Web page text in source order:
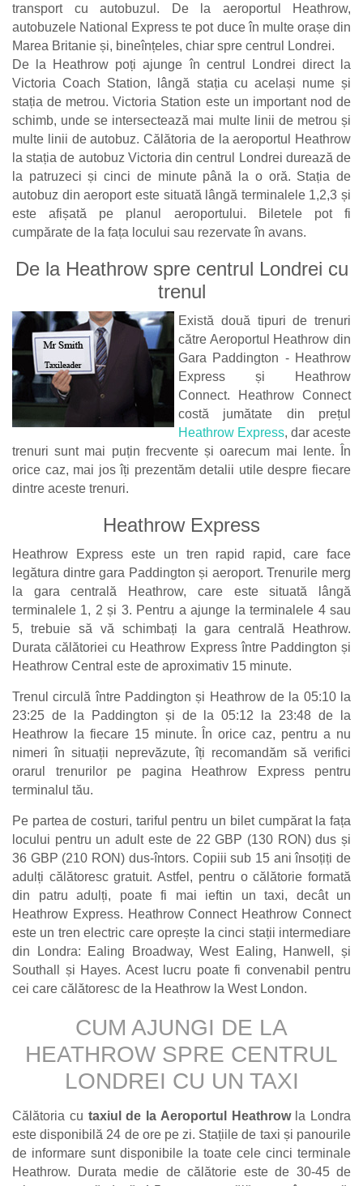
transport cu autobuzul. De la aeroportul Heathrow,
autobuzele National Express te pot duce în multe orașe din
Marea Britanie și, bineînțeles, chiar spre centrul Londrei.
De la Heathrow poți ajunge în centrul Londrei direct la
Victoria Coach Station, lângă stația cu același nume și
stația de metrou. Victoria Station este un important nod de
schimb, unde se intersectează mai multe linii de metrou și
multe linii de autobuz. Călătoria de la aeroportul Heathrow
la stația de autobuz Victoria din centrul Londrei durează de
la patruzeci și cinci de minute până la o oră. Stația de
autobuz din aeroport este situată lângă terminalele 1,2,3 și
este afișată pe planul aeroportului. Biletele pot fi
cumpărate de la fața locului sau rezervate în avans.
De la Heathrow spre centrul Londrei cu
trenul
Există două tipuri de trenuri
către Aeroportul Heathrow din
Gara Paddington - Heathrow
Express și Heathrow
Connect. Heathrow Connect
costă jumătate din prețul
Heathrow Express, dar aceste
trenuri sunt mai puțin frecvente și oarecum mai lente. În
orice caz, mai jos îți prezentăm detalii utile despre fiecare
dintre aceste trenuri.
Heathrow Express
Heathrow Express este un tren rapid rapid, care face
legătura dintre gara Paddington și aeroport. Trenurile merg
la gara centrală Heathrow, care este situată lângă
terminalele 1, 2 și 3. Pentru a ajunge la terminalele 4 sau
5, trebuie să vă schimbați la gara centrală Heathrow.
Durata călătoriei cu Heathrow Express între Paddington și
Heathrow Central este de aproximativ 15 minute.
Trenul circulă între Paddington și Heathrow de la 05:10 la
23:25 de la Paddington și de la 05:12 la 23:48 de la
Heathrow la fiecare 15 minute. În orice caz, pentru a nu
nimeri în situații neprevăzute, îți recomandăm să verifici
orarul trenurilor pe pagina Heathrow Express pentru
terminalul tău.
Pe partea de costuri, tariful pentru un bilet cumpărat la fața
locului pentru un adult este de 22 GBP (130 RON) dus și
36 GBP (210 RON) dus-întors. Copiii sub 15 ani însoțiți de
adulți călătoresc gratuit. Astfel, pentru o călătorie formată
din patru adulți, poate fi mai ieftin un taxi, decât un
Heathrow Express. Heathrow Connect Heathrow Connect
este un tren electric care oprește la cinci stații intermediare
din Londra: Ealing Broadway, West Ealing, Hanwell, și
Southall și Hayes. Acest lucru poate fi convenabil pentru
cei care călătoresc de la Heathrow la West London.
CUM AJUNGI DE LA
HEATHROW SPRE CENTRUL
LONDREI CU UN TAXI
Călătoria cu taxiul de la Aeroportul Heathrowla Londra
este disponibilă 24 de ore pe zi. Stațiile de taxi și panourile
de informare sunt disponibile la toate cele cinci terminale
Heathrow. Durata medie de călătorie este de 30-45 de